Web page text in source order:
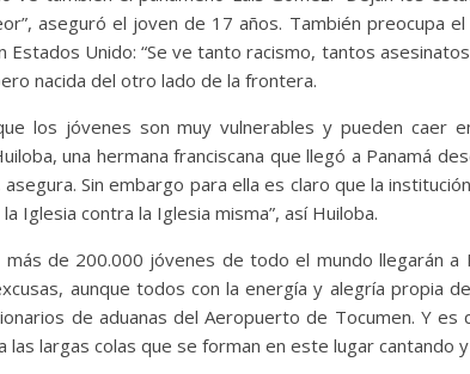
aseguró el joven de 17 años. También preocupa
Estados Unido: “Se ve tanto racismo, tantos
nacida del otro lado de la frontera.
los jóvenes son muy vulnerables y pueden caer
una hermana franciscana que llegó a Panamá
asegura. Sin embargo para ella es claro que la
la Iglesia contra la Iglesia misma”, así Huiloba.
más de 200.000 jóvenes de todo el mundo llegarán
aunque todos con la energía y alegría propia
de aduanas del Aeropuerto de Tocumen. Y
las largas colas que se forman en este lugar cantando